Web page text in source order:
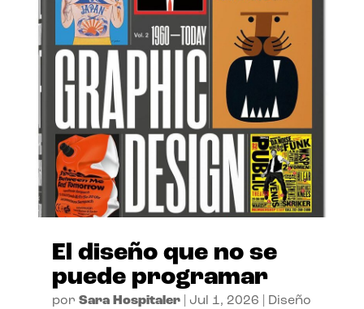
El diseño que no se
puede programar
por Sara Hospitaler| Jul 1, 2026 Diseño